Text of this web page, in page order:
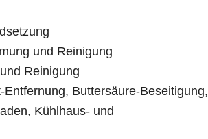
und Reinigung
Reinigung
Buttersäure-Beseitigung,
Kühlhaus- und